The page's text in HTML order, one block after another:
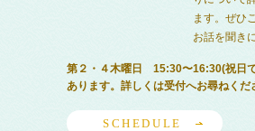
ます。ぜひ
お話を聞き
第２・４木曜日 15:30〜16:30(祝日
あります。詳しくは受付へお尋ねくだ
SCHEDULE